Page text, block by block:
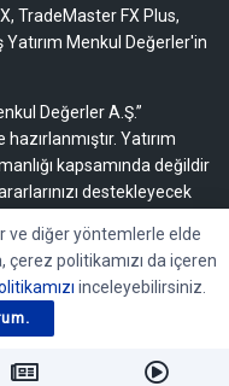
TradeMaster FX Plus,
Menkul Değerler'in
Değerler A.Ş.”
Yatırım
kapsamında değildir
destekleyecek
Menkul Değerler A.Ş.’ye
tarafından
çoğaltılamaz,
diğer yöntemlerle elde
politikamızı da içeren
inceleyebilirsiniz.